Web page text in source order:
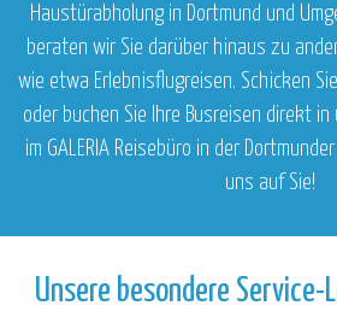
Haustürabholung in Dortmund und
beraten wir Sie darüber hinaus zu
wie etwa Erlebnisflugreisen. Schicken
oder buchen Sie Ihre Busreisen direkt
im GALERIA Reisebüro in der
uns auf Sie!
Unsere besondere